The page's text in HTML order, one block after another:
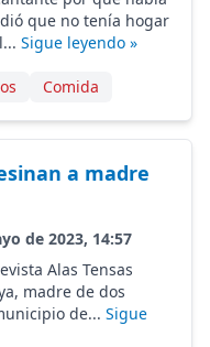
que no tenía hogar
Sigue leyendo »
Comida
a madre
de 2023, 14:57
Alas Tensas
madre de dos
de... Sigue